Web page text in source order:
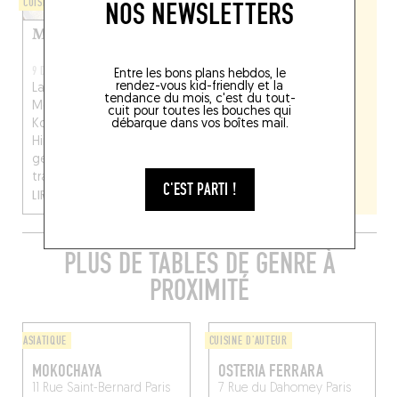
NOS NEWSLETTERS
Entre les bons plans hebdos, le
rendez-vous kid-friendly et la
tendance du mois, c'est du tout-
cuit pour toutes les bouches qui
débarque dans vos boîtes mail.
C'EST PARTI !
Mokoloco
9 DÉC. 2021
La mouture 2.0 de
Mokoloco ? Omar
Koreitem et Moko
Hirayama, les boss du
génial Mokonuts, ont
transformé leur ‘dwi...
LIRE LA SUITE
PLUS DE TABLES DE GENRE À
PROXIMITÉ
ASIATIQUE
MOKOCHAYA
11 Rue Saint-Bernard Paris
CUISINE D'AUTEUR
OSTERIA FERRARA
7 Rue du DahomeyParis